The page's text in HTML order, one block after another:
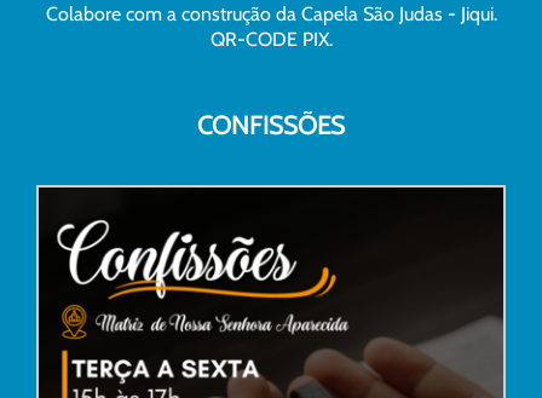
Colabore com a construção da Capela São Judas - Jiqui.
QR-CODE PIX.
CONFISSÕES